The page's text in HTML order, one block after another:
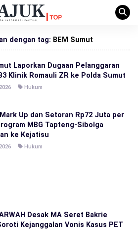
dengan tag: BEM Sumut
Laporkan Dugaan Pelanggaran
Klinik Romauli ZR ke Polda Sumut
Hukum
Up dan Setoran Rp72 Juta per
MBG Tapteng-Sibolga
ke Kejatisu
Hukum
Desak MA Seret Bakrie
Kejanggalan Vonis Kasus PET